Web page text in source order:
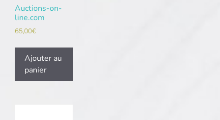
Auctions-on-
line.com
65,00€
Ajouter au
panier